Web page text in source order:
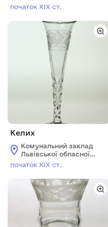
ради "Львівський
початок ХІХ ст.
Келих
Комунальний заклад
Львівської обласної
ради "Львівський
початок ХІХ ст.